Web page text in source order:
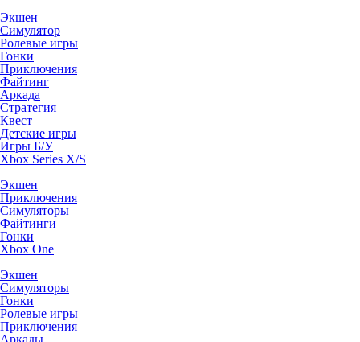
Экшен
Симулятор
Ролевые игры
Гонки
Приключения
Файтинг
Аркада
Стратегия
Квест
Детские игры
Игры Б/У
Xbox Series X/S
Экшен
Приключения
Симуляторы
Файтинги
Гонки
Xbox One
Экшен
Симуляторы
Гонки
Ролевые игры
Приключения
Аркады